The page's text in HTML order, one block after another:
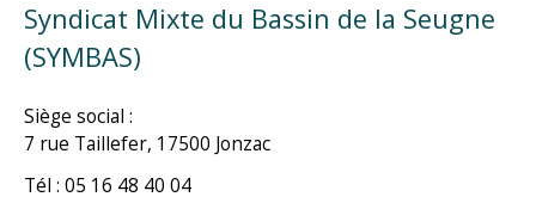
Syndicat Mixte du Bassin de la Seugne
(SYMBAS)
Siège social :
7 rue Taillefer, 17500 Jonzac
Tél : 05 16 48 40 04